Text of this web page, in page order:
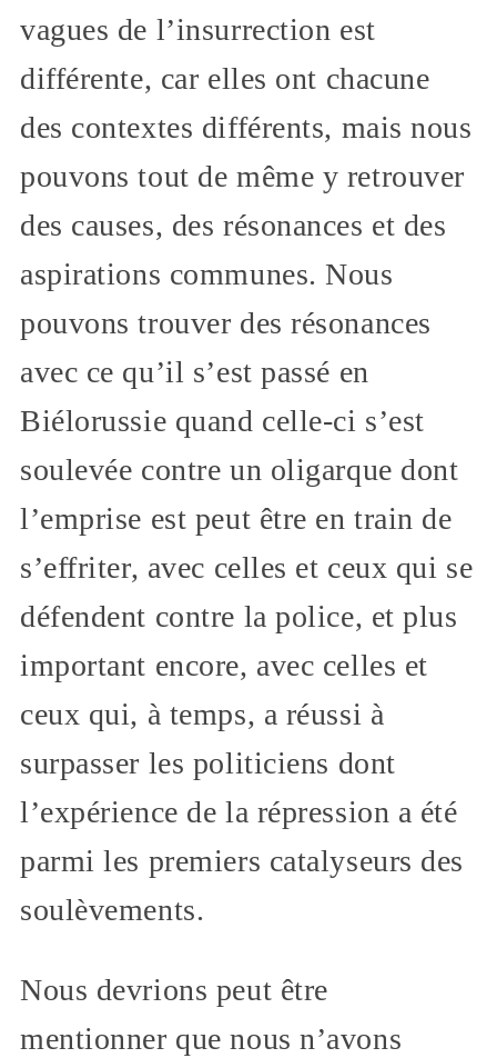
vagues de l’insurrection est
différente, car elles ont chacune
des contextes différents, mais nous
pouvons tout de même y retrouver
des causes, des résonances et des
aspirations communes. Nous
pouvons trouver des résonances
avec ce qu’il s’est passé en
Biélorussie quand celle-ci s’est
soulevée contre un oligarque dont
l’emprise est peut être en train de
s’effriter, avec celles et ceux qui se
défendent contre la police, et plus
important encore, avec celles et
ceux qui, à temps, a réussi à
surpasser les politiciens dont
l’expérience de la répression a été
parmi les premiers catalyseurs des
soulèvements.
Nous devrions peut être
mentionner que nous n’avons